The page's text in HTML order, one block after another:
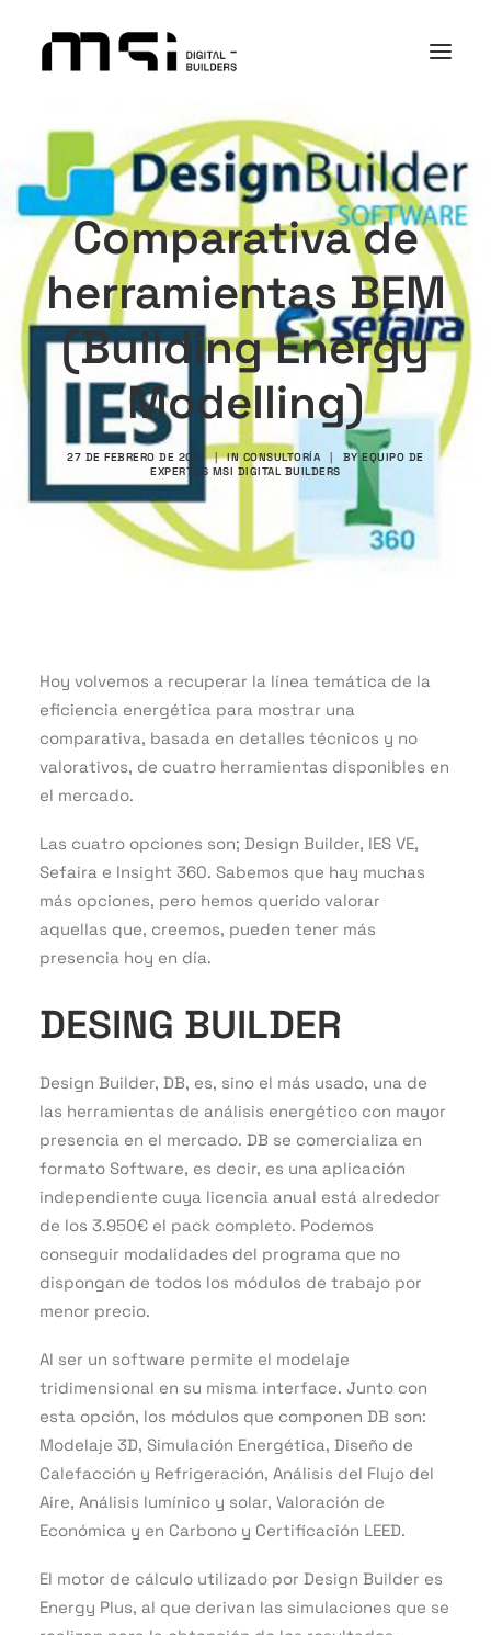
PLATAFORMA
SECTORES
ACADEMY
I+D+i
NOSOTROS
CASOS DE ÉXITO
CONTACTO
Search
Comparativa de
herramientas BEM
(Building Energy
Modelling)
27 DE FEBRERO DE 2018 | INCONSULTORÍA | BYEQUIPO DE
EXPERTOS MSI DIGITAL BUILDERS
Hoy volvemos a recuperar la línea temática de la
eficiencia energética para mostrar una
comparativa, basada en detalles técnicos y no
valorativos, de cuatro herramientas disponibles en
el mercado.
Las cuatro opciones son; Design Builder, IES VE,
Sefaira e Insight 360. Sabemos que hay muchas
más opciones, pero hemos querido valorar
aquellas que, creemos, pueden tener más
presencia hoy en día.
DESING BUILDER
Design Builder, DB, es, sino el más usado, una de
las herramientas de análisis energético con mayor
presencia en el mercado. DB se comercializa en
formato Software, es decir, es una aplicación
independiente cuya licencia anual está alrededor
de los 3.950€ el pack completo. Podemos
conseguir modalidades del programa que no
dispongan de todos los módulos de trabajo por
menor precio.
Al ser un software permite el modelaje
tridimensional en su misma interface. Junto con
esta opción, los módulos que componen DB son:
Modelaje 3D, Simulación Energética, Diseño de
Calefacción y Refrigeración, Análisis del Flujo del
Aire, Análisis lumínico y solar, Valoración de
Económica y en Carbono y Certificación LEED.
El motor de cálculo utilizado por Design Builder es
Energy Plus, al que derivan las simulaciones que se